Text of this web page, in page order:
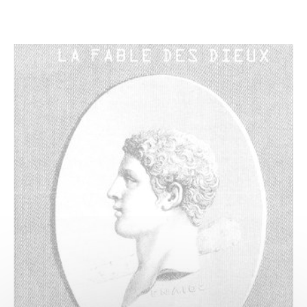
Expositions
Expositions en cours
Expositions passées
Papiers sensibles
L’objet de la saison
Activités
Jeune public
Publics
Scolaires, centres de loisirs
Groupes
Abonnés des musées
Tout l'agenda
COLLECTIONS
Explorer les collections
Dossiers thématiques
Bibliothèques et documentation
Œuvres commentées (musée d’Art et d’Archéologie)
Œuvres commentées (musée de la Vénerie)
Publications